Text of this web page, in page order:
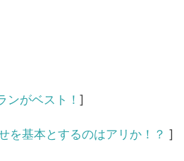
ンがベスト！ ]
を基本とするのはアリか！？ ]